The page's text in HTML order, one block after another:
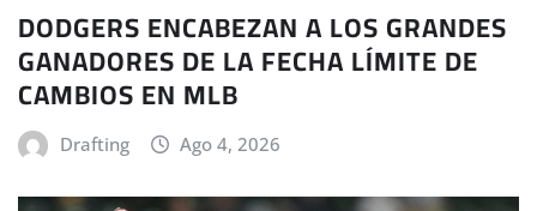
DODGERS ENCABEZAN A LOS GRANDES
GANADORES DE LA FECHA LÍMITE DE
CAMBIOS EN MLB
Drafting Ago 4, 2026